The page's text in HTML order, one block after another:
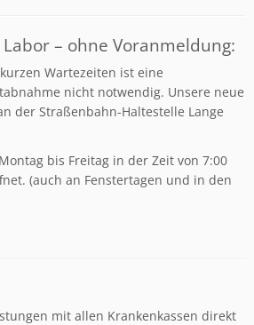
– ohne Voranmeldung:
Wartezeiten ist eine
nicht notwendig. Unsere neue
der Straßenbahn-Haltestelle Lange
bis Freitag in der Zeit von 7:00
(auch an Fenstertagen und in den
mit allen Krankenkassen direkt